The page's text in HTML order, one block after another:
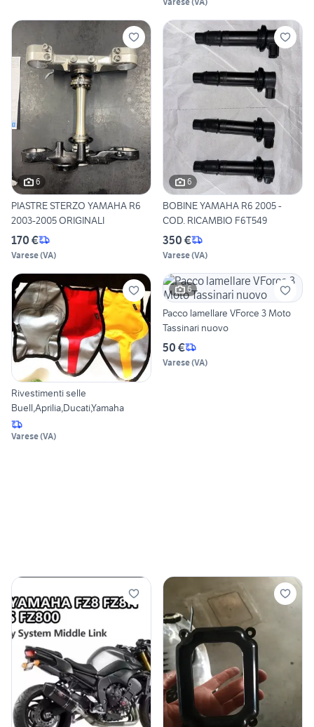
6
PIASTRE STERZO YAMAHA R6
2003-2005 ORIGINALI
170 €
Varese(VA)
6
BOBINE YAMAHA R6 2005 -
COD. RICAMBIO F6T549
350 €
Varese(VA)
Rivestimenti selle
Buell,Aprilia,Ducati,Yamaha
Varese(VA)
6
Pacco lamellare VForce 3 Moto
Tassinari nuovo
50 €
Varese(VA)